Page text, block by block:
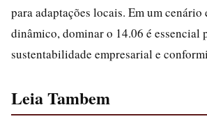
para adaptações locais. Em um cenário
dinâmico, dominar o 14.06 é essencial
sustentabilidade empresarial e
Leia Tambem